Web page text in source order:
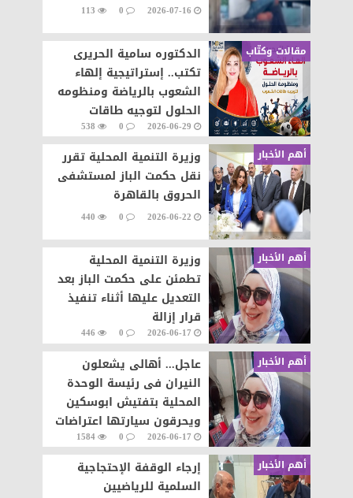
2026-07-16
0
113
مقالات وكتّاب
الدكتوره سامية الحريرى
تكتب.. إستراتيجية إلهاء
الشعوب بالرياضة ومنظومه
الحلول لتوجيه طاقات
الشعوب نحو التطور والابداع
2026-06-29
0
538
أهم الأخبار
وزيرة التنمية المحلية تقرر
نقل حكمت الباز لمستشفى
الحروق بالقاهرة
2026-06-22
0
440
أهم الأخبار
وزيرة التنمية المحلية
تطمئن على حكمت الباز بعد
التعديل عليها أثناء تنفيذ
قرار إزالة
2026-06-17
0
446
أهم الأخبار
عاجل... أهالى يشعلون
النيران فى رئيسة الوحدة
المحلية بتفتيش ابوسكين
ويحرقون سيارتها اعتراضات
على تنفيذ قرار إزالة..
2026-06-17
0
1584
أهم الأخبار
إرجاء الوقفة الإحتجاجية
السلمية للرياضيين